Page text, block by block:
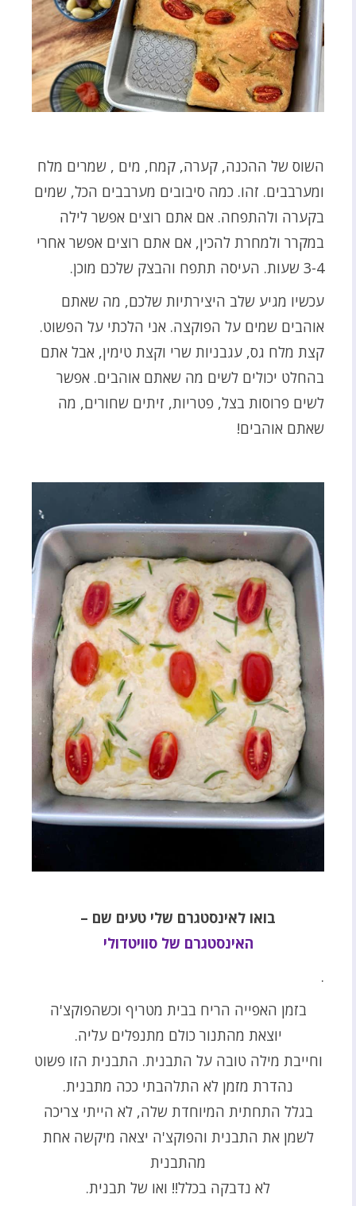
השוס של ההכנה, קערה, קמח, מים , שמרים מלח
ומערבבים. זהו. כמה סיבובים מערבבים הכל, שמים
בקערה ולהתפחה. אם אתם רוצים אפשר לילה
במקרר ולמחרת להכין, אם אתם רוצים אפשר אחרי
3-4 שעות. העיסה תתפח והבצק שלכם מוכן.
עכשיו מגיע שלב היצירתיות שלכם, מה שאתם
אוהבים שמים על הפוקצה. אני הלכתי על הפשוט.
קצת מלח גס, עגבניות שרי וקצת טימין, אבל אתם
בהחלט יכולים לשים מה שאתם אוהבים. אפשר
לשים פרוסות בצל, פטריות, זיתים שחורים, מה
שאתם אוהבים!
בואו לאינסטגרם שלי טעים שם –
האינסטגרם של סוויטדולי
.
בזמן האפייה הריח בבית מטריף וכשהפוקצ'ה
יוצאת מהתנור כולם מתנפלים עליה.
וחייבת מילה טובה על התבנית. התבנית הזו פשוט
נהדרת מזמן לא התלהבתי ככה מתבנית.
בגלל התחתית המיוחדת שלה, לא הייתי צריכה
לשמן את התבנית והפוקצ'ה יצאה מיקשה אחת
מהתבנית
לא נדבקה בכלל!! ואו של תבנית.